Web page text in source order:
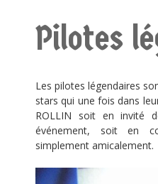
Pilotes
Les pilotes légendaires
stars qui une fois dans
ROLLIN soit en invité
événement, soit en
simplement amicalement.